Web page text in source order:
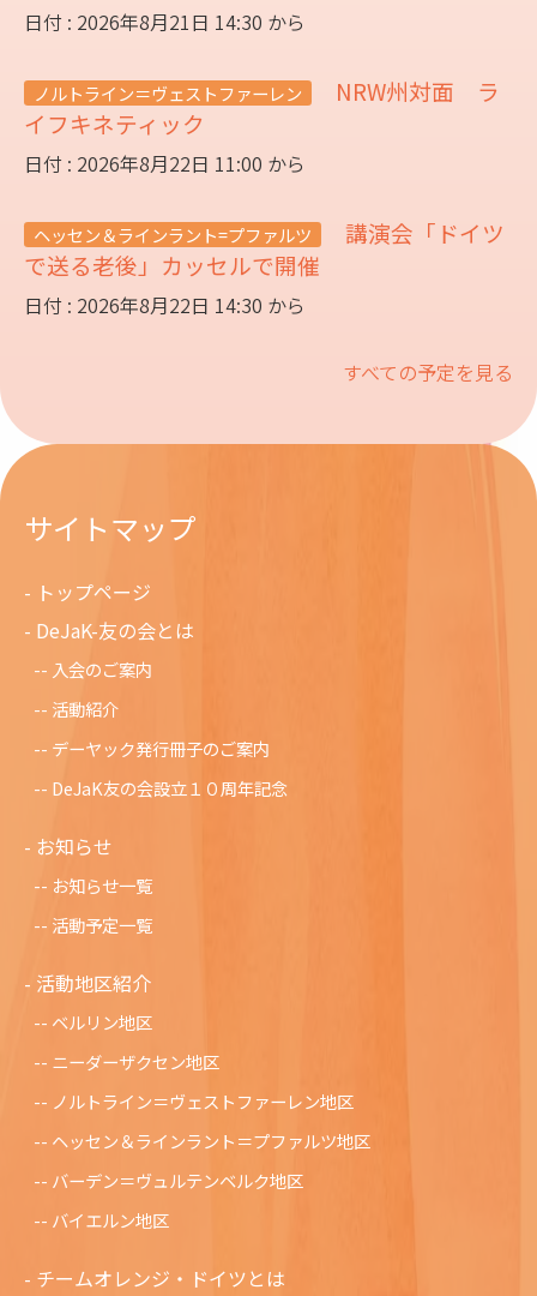
日付 : 2026年8月21日 14:30 から
ノルトライン＝ヴェストファーレン
NRW州対面 ラ
イフキネティック
日付 : 2026年8月22日 11:00 から
ヘッセン＆ラインラント=プファルツ
講演会「ドイツ
で送る老後」カッセルで開催
日付 : 2026年8月22日 14:30 から
すべての予定を見る
サイトマップ
トップページ
DeJaK-友の会とは
入会のご案内
活動紹介
デーヤック発行冊子のご案内
DeJaK友の会設立１０周年記念
お知らせ
お知らせ一覧
活動予定一覧
活動地区紹介
ベルリン地区
ニーダーザクセン地区
ノルトライン＝ヴェストファーレン地区
ヘッセン＆ラインラント＝プファルツ地区
バーデン＝ヴュルテンベルク地区
バイエルン地区
チームオレンジ・ドイツとは